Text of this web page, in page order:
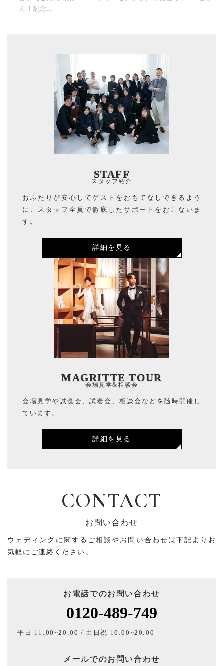
ん！記念...
STAFF
スタッフ紹介
おふたりが安心してゲストをおもてなしできるよう
に、スタッフ全員で徹底したサポートをおこないま
す。
詳細を見る
MAGRITTE TOUR
会場見学&相談会
会場見学や試食会、試着会、相談会などを随時開催し
ています。
詳細を見る
CONTACT
お問い合わせ
ウェディングに関するご相談やお問い合わせは下記よりお
気軽にご連絡ください。
お電話でのお問い合わせ
0120-489-749
平日 11:00~20:00 / 土日祝 10:00~20:00
メールでのお問い合わせ